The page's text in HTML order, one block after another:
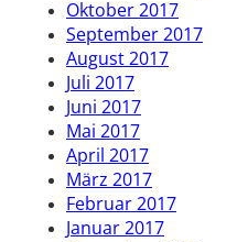
Oktober 2017
September 2017
August 2017
Juli 2017
Juni 2017
Mai 2017
April 2017
März 2017
Februar 2017
Januar 2017